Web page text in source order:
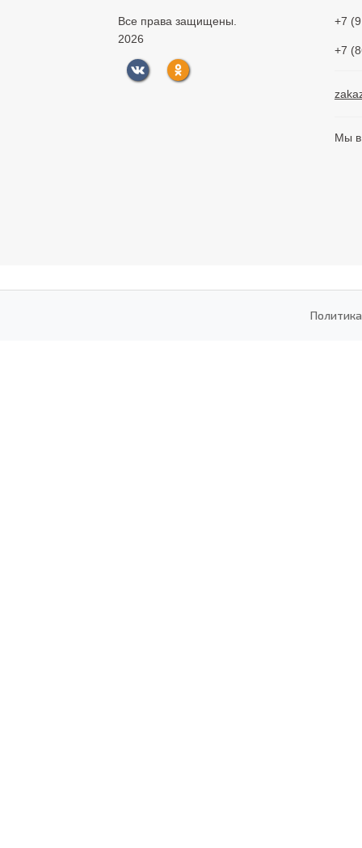
Все права защищены.
2026
+7
+7
Мы в